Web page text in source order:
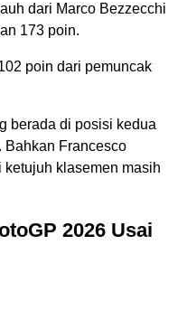
dari Marco Bezzecchi
173 poin.
poin dari pemuncak
berada di posisi kedua
Bahkan Francesco
klasemen masih
2026 Usai